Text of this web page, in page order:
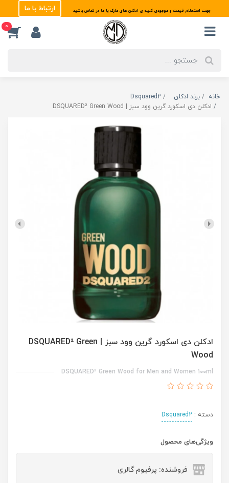
جهت استعلام قیمت و موجودی کلیه ی ادکلن های مارک با ما در تماس باشید ارتباط با ما
0
خانه برند ادکلن
Dsquared2
ادکلن دی اسکورد گرین وود سبز | DSQUARED² Green Wood
ادکلن دی اسکورد گرین وود سبز | DSQUARED² Green
Wood
DSQUARED² Green Wood for Men and Women 100ml
دسته : Dsquared2
ویژگی‌های محصول
فروشنده: پرفیوم گالری